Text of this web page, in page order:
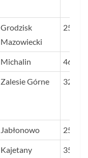
Grodzisk
Mazowiecki
25
Michalin 46
Zalesie Górne 32
Jabłonowo 25
Kajetany 35